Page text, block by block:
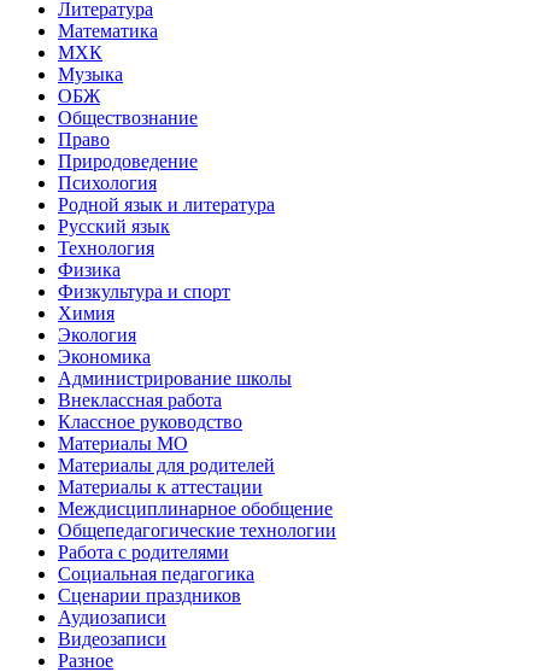
Литература
Математика
МХК
Музыка
ОБЖ
Обществознание
Право
Природоведение
Психология
Родной язык и литература
Русский язык
Технология
Физика
Физкультура и спорт
Химия
Экология
Экономика
Администрирование школы
Внеклассная работа
Классное руководство
Материалы МО
Материалы для родителей
Материалы к аттестации
Междисциплинарное обобщение
Общепедагогические технологии
Работа с родителями
Социальная педагогика
Сценарии праздников
Аудиозаписи
Видеозаписи
Разное